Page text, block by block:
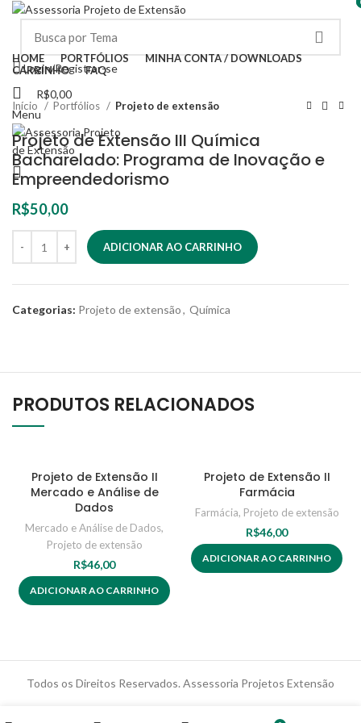
Login/Registrar-se
R$0,00
Menu
HOME PORTFÓLIOS
MINHA CONTA / DOWNLOADS
CARRINHO
FAQ
Início Portfólios Projeto de extensão
Projeto de Extensão III Química
Bacharelado: Programa de Inovação e
Empreendedorismo
R$50,00
ADICIONAR AO CARRINHO
Categorias: Projeto de extensão, Química
PRODUTOS RELACIONADOS
Projeto de Extensão II
Mercado e Análise de
Dados
Mercado e Análise de Dados,
Projeto de extensão
R$46,00
ADICIONAR AO CARRINHO
Projeto de Extensão II
Farmácia
Farmácia, Projeto de extensão
R$46,00
ADICIONAR AO CARRINHO
Todos os Direitos Reservados. Assessoria Projetos Extensão